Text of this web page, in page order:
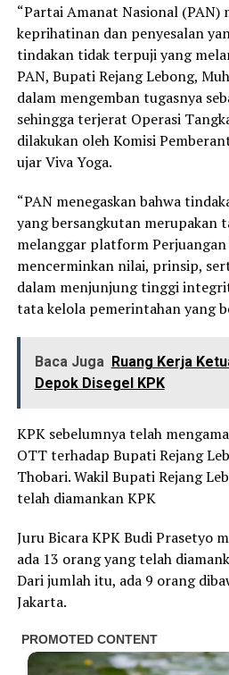
“Partai Amanat Nasional (PAN)
keprihatinan dan penyesalan
tindakan tidak terpuji yang
PAN, Bupati Rejang Lebong,
dalam mengemban tugasnya
sehingga terjerat Operasi
dilakukan oleh Komisi
ujar Viva Yoga.
“PAN menegaskan bahwa
yang bersangkutan merupakan
melanggar platform Perjuangan
mencerminkan nilai, prinsip,
dalam menjunjung tinggi
tata kelola pemerintahan yang
Baca Juga Ruang Kerja
Depok Disegel KPK
KPK sebelumnya telah
OTT terhadap Bupati Rejang
Thobari. Wakil Bupati Rejang
telah diamankan KPK
Juru Bicara KPK Budi Prasetyo
ada 13 orang yang telah
Dari jumlah itu, ada 9 orang
Jakarta.